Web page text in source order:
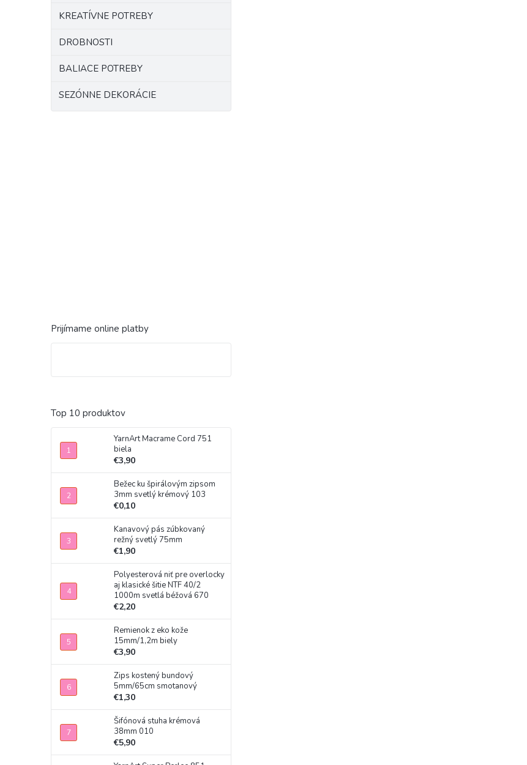
KREATÍVNE POTREBY
DROBNOSTI
BALIACE POTREBY
SEZÓNNE DEKORÁCIE
Prijímame online platby
Top 10 produktov
YarnArt Macrame Cord 751
biela
€3,90
Bežec ku špirálovým zipsom
3mm svetlý krémový 103
€0,10
Kanavový pás zúbkovaný
režný svetlý 75mm
€1,90
Polyesterová niť pre overlocky
aj klasické šitie NTF 40/2
1000m svetlá béžová 670
€2,20
Remienok z eko kože
15mm/1,2m biely
€3,90
Zips kostený bundový
5mm/65cm smotanový
€1,30
Šifónová stuha krémová
38mm 010
€5,90